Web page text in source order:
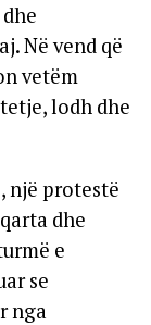
Në vend që
vetëm
lodh dhe
një protestë
dhe
e
se
nga